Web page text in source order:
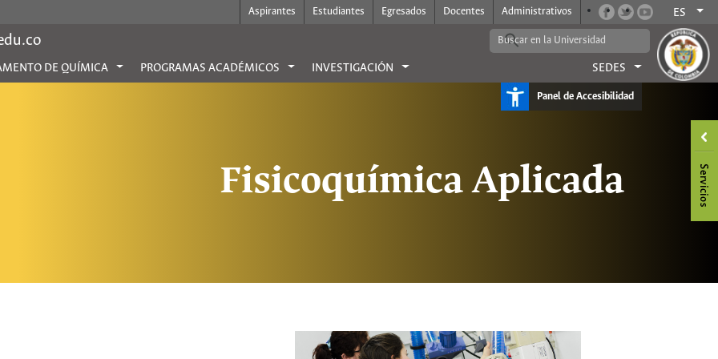
Aspirantes Estudiantes Egresados Docentes Administrativos ES
DE QUÍMICA PROGRAMAS ACADÉMICOS INVESTIGACIÓN SEDES
Panel de Accesibilidad
Fisicoquímica Aplicada